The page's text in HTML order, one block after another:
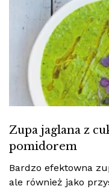
Zupa jaglana z
pomidorem
Bardzo efektowna
ale również jako